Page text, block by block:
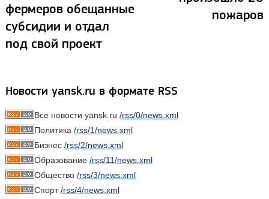
фермеров обещанные
субсидии и отдал
под свой проект
пожаров
Новости yansk.ru в формате RSS
Все новости yansk.ru /rss/0/news.xml
Политика /rss/1/news.xml
Бизнес /rss/2/news.xml
Образование /rss/11/news.xml
Общество /rss/3/news.xml
Спорт/rss/4/news.xml